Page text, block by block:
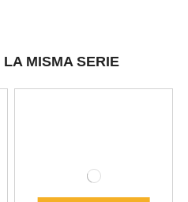
MISMA SERIE